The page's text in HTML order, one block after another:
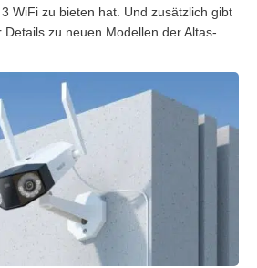
WiFi zu bieten hat. Und zusätzlich gibt
zu neuen Modellen der Altas-